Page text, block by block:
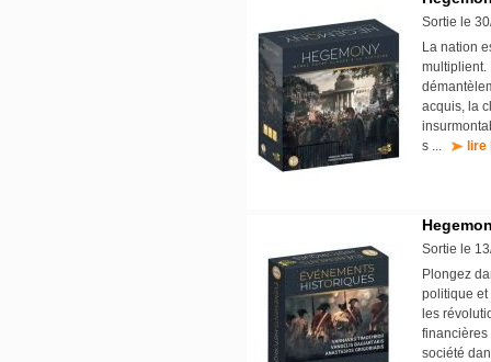
Sortie le
La nation
multiplient.
acquis, la
s ...
lire
Sortie le
Plongez
politique et
les
financières
société